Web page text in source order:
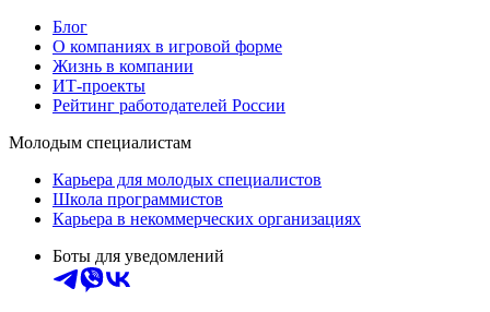
Блог
О компаниях в игровой форме
Жизнь в компании
ИТ-проекты
Рейтинг работодателей России
Молодым специалистам
Карьера для молодых специалистов
Школа программистов
Карьера в некоммерческих организациях
Боты для уведомлений